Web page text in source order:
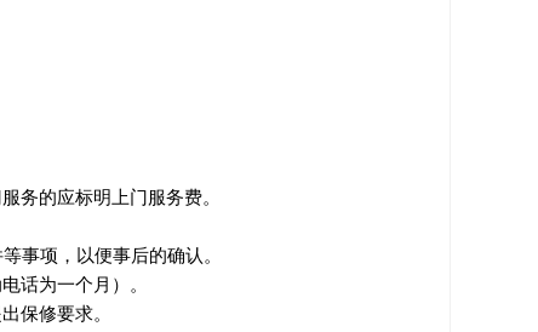
务的应标明上门服务费。
事项，以便事后的确认。
话为一个月）。
保修要求。